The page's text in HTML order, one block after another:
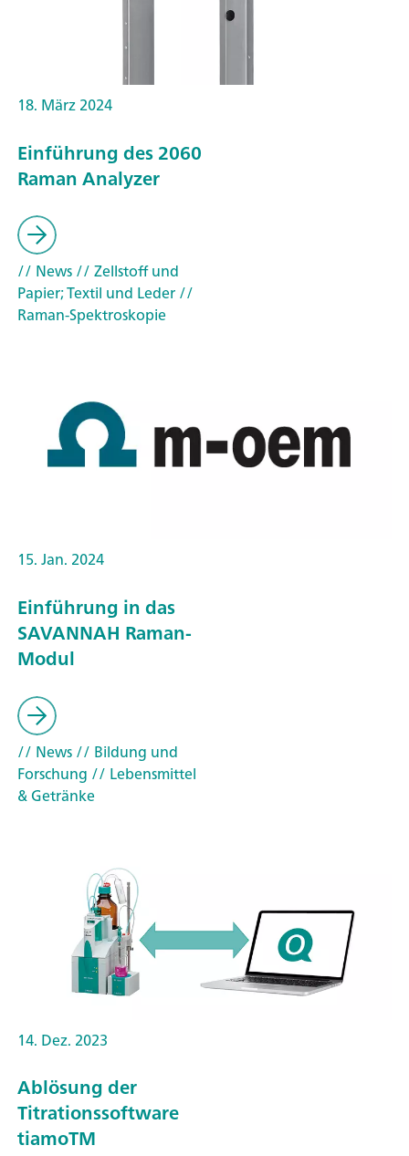
18. März 2024
Einführung des 2060
Raman Analyzer
// News// Zellstoff und
Papier; Textil und Leder//
Raman-Spektroskopie
15. Jan. 2024
Einführung in das
SAVANNAH Raman-
Modul
// News// Bildung und
Forschung // Lebensmittel
& Getränke
14. Dez. 2023
Ablösung der
Titrationssoftware
tiamoTM